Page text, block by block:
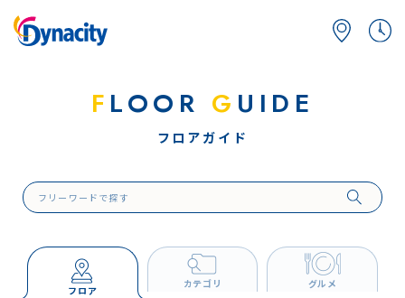
FLOOR G UIDE
フロアガイド
フロア
カテゴリ グルメ